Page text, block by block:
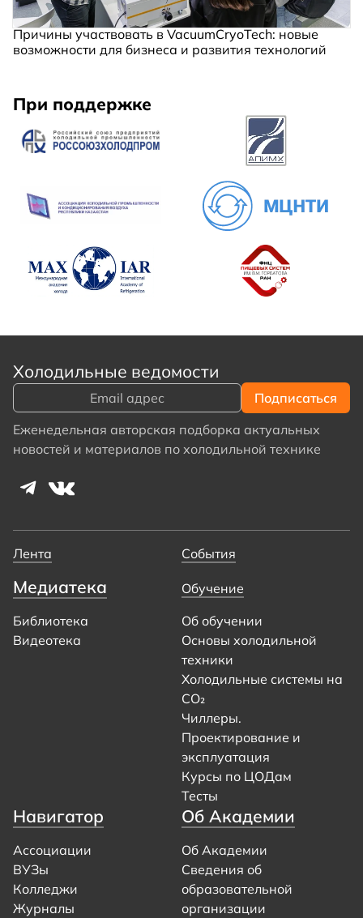
Причины участвовать в VacuumCryoTech: новые
возможности для бизнеса и развития технологий
При поддержке
Холодильные ведомости
Еженедельная авторская подборка актуальных
новостей и материалов по холодильной технике
Лента События
Медиатека
Библиотека
Видеотека
Обучение
Об обучении
Основы холодильной
техники
Холодильные системы на
CO₂
Чиллеры.
Проектирование и
эксплуатация
Курсы по ЦОДам
Тесты
Навигатор
Ассоциации
ВУЗы
Колледжи
Журналы
Об Академии
Об Академии
Сведения об
образовательной
организации